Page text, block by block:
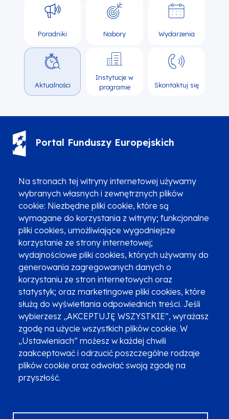
Na stronach tej witryny internetowej używamy
wybranych własnych i zewnętrznych plików
cookie: Niezbędne pliki cookie, które są
wymagane do korzystania z witryny; funkcjonalne
pliki cookies, umożliwiające wygodniejsze
korzystanie ze strony internetowej;
wydajnościowe pliki cookies, których używamy do
generowania zagregowanych danych o
korzystaniu ze stron internetowych oraz
statystyk; oraz marketingowe pliki cookies, które
służą do wyświetlania odpowiednich treści. Jeśli
wybierzesz „AKCEPTUJĘ WSZYSTKIE”, wyrażasz
zgodę na użycie wszystkich plików cookie. W
„Ustawieniach” możesz w każdej chwili
zaakceptować i odrzucić poszczególne rodzaje
plików cookie oraz odwołać swoją zgodę na
przyszłość.
Poradniki Nabory Wydarzenia
Aktualności
Instytucje w
programie
Skontaktuj się
Portal Funduszy Europejskich
Zgłoszenia podejrzenia niezgodności z KPP i KPON
Newsletter
Fundusze SMS-em
Najczęściej zadawane pytania
Promocja projektu
Zobacz inne programy
Poznaj Fundusze 2014-2020
Deklaracja dostępności
Polityka prywatności
Przetwarzanie danych osobowych
Zgłoś błąd Mapa strony